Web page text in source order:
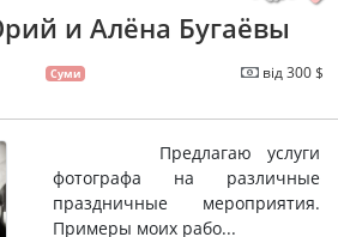
и Алёна Бугаёвы
Суми від 300 $
Предлагаю услуги
фотографа на различные
праздничные мероприятия.
Примеры моих рабо...